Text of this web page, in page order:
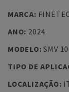
MARCA:
ANO: 2024
MODELO:SMV
TIPO DE
LOCALIZAÇÃO: